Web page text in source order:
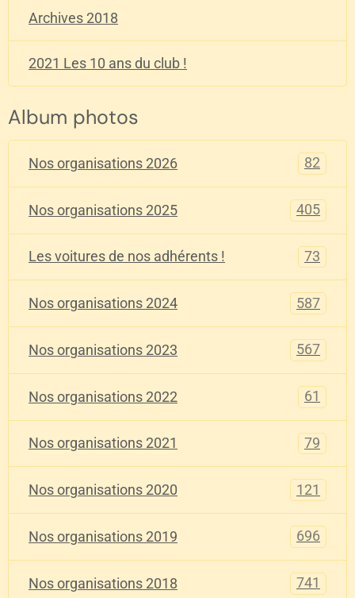
Archives 2018
2021 Les 10 ans du club !
Album photos
Nos organisations 2026 82
Nos organisations 2025 405
Les voitures de nos adhérents ! 73
Nos organisations 2024 587
Nos organisations 2023 567
Nos organisations 2022 61
Nos organisations 2021 79
Nos organisations 2020 121
Nos organisations 2019 696
Nos organisations 2018 741